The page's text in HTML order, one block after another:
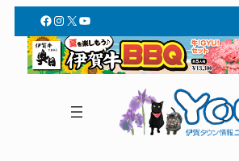
Facebook
Instagram
X YouTube